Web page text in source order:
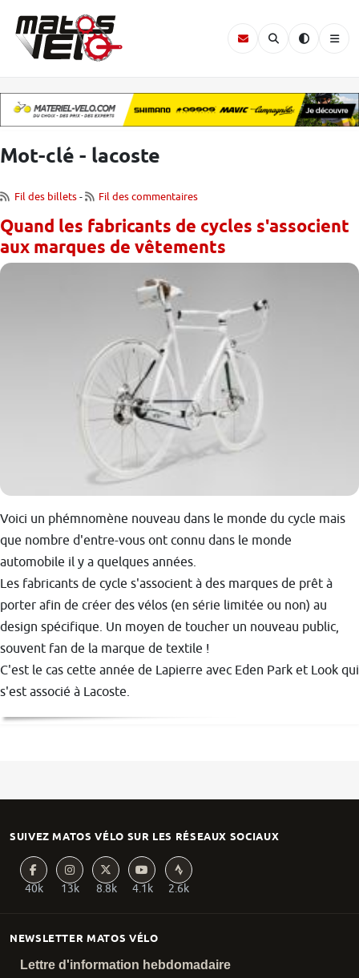
Mot-clé - lacoste
Fil des billets- Fil des commentaires
Quand les fabricants de cycles s'associent
aux marques de vêtements
Voici un phémnomène nouveau dans le monde du cycle mais
que nombre d'entre-vous ont connu dans le monde
automobile il y a quelques années.
Les fabricants de cycle s'associent à des marques de prêt à
porter afin de créer des vélos (en série limitée ou non) au
design spécifique. Un moyen de toucher un nouveau public,
souvent fan de la marque de textile !
C'est le cas cette année de Lapierre avec Eden Park et Look qui
s'est associé à Lacoste.
NEWSLETTER MATOS VÉLO
Lettre d'information hebdomadaire
SUIVEZ MATOS VÉLO SUR LES RÉSEAUX SOCIAUX
40k 13k 8.8k 4.1k 2.6k